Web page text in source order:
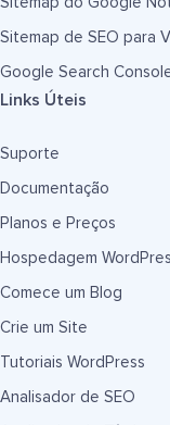
Sitemap de SEO para
Google Search
Links Úteis
Suporte
Documentação
Planos e Preços
Hospedagem
Comece um Blog
Crie um Site
Tutoriais WordPress
Analisador de SEO